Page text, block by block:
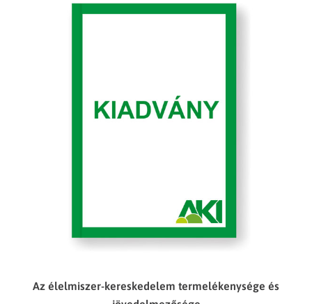
Az élelmiszer-kereskedelem termelékenysége és